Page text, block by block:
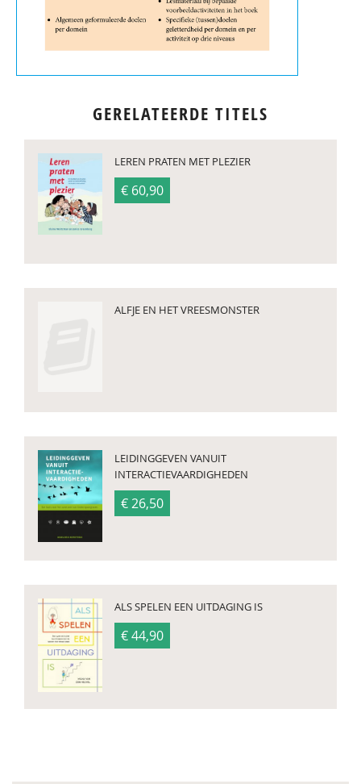
GERELATEERDE TITELS
LEREN PRATEN MET PLEZIER
€ 60,90
ALFJE EN HET VREESMONSTER
LEIDINGGEVEN VANUIT
INTERACTIEVAARDIGHEDEN
€ 26,50
ALS SPELEN EEN UITDAGING IS
€ 44,90